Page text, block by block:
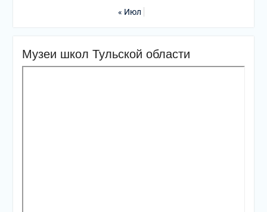
« Июл
Музеи школ Тульской области